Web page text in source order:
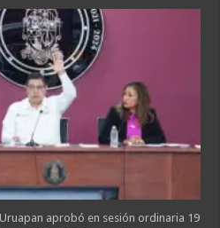
aprobó en sesión ordinaria 19